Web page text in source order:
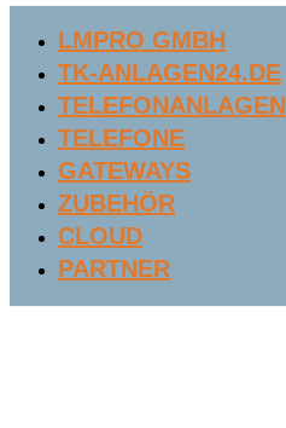
LMPRO GMBH
TK-ANLAGEN24.DE
TELEFONANLAGEN
TELEFONE
GATEWAYS
ZUBEHÖR
CLOUD
PARTNER